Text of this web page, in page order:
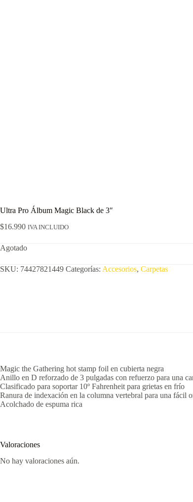
Ultra Pro Álbum Magic Black de 3″
$16.990 IVA INCLUIDO
Agotado
SKU: 74427821449 Categorías: Accesorios, Carpetas
Magic the Gathering hot stamp foil en cubierta negra
Anillo en D reforzado de 3 pulgadas con refuerzo para una
Clasificado para soportar 10º Fahrenheit para grietas en frío
Ranura de indexación en la columna vertebral para una fácil
Acolchado de espuma rica
Valoraciones
No hay valoraciones aún.